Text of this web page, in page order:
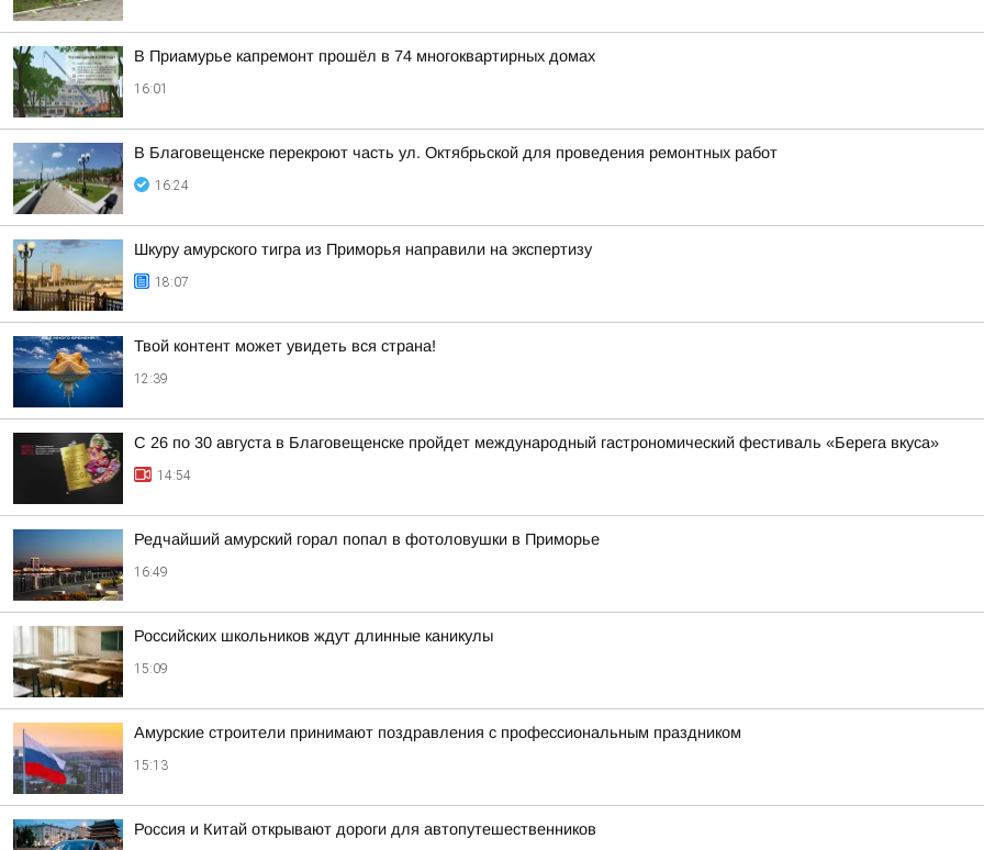
В Приамурье капремонт прошёл в 74 многоквартирных домах
16:01
В Благовещенске перекроют часть ул. Октябрьской для проведения ремонтных работ
16:24
Шкуру амурского тигра из Приморья направили на экспертизу
18:07
Твой контент может увидеть вся страна!
12:39
С 26 по 30 августа в Благовещенске пройдет международный гастрономический фестиваль «Берега вкуса»
14:54
Редчайший амурский горал попал в фотоловушки в Приморье
16:49
Российских школьников ждут длинные каникулы
15:09
Амурские строители принимают поздравления с профессиональным праздником
15:13
Россия и Китай открывают дороги для автопутешественников